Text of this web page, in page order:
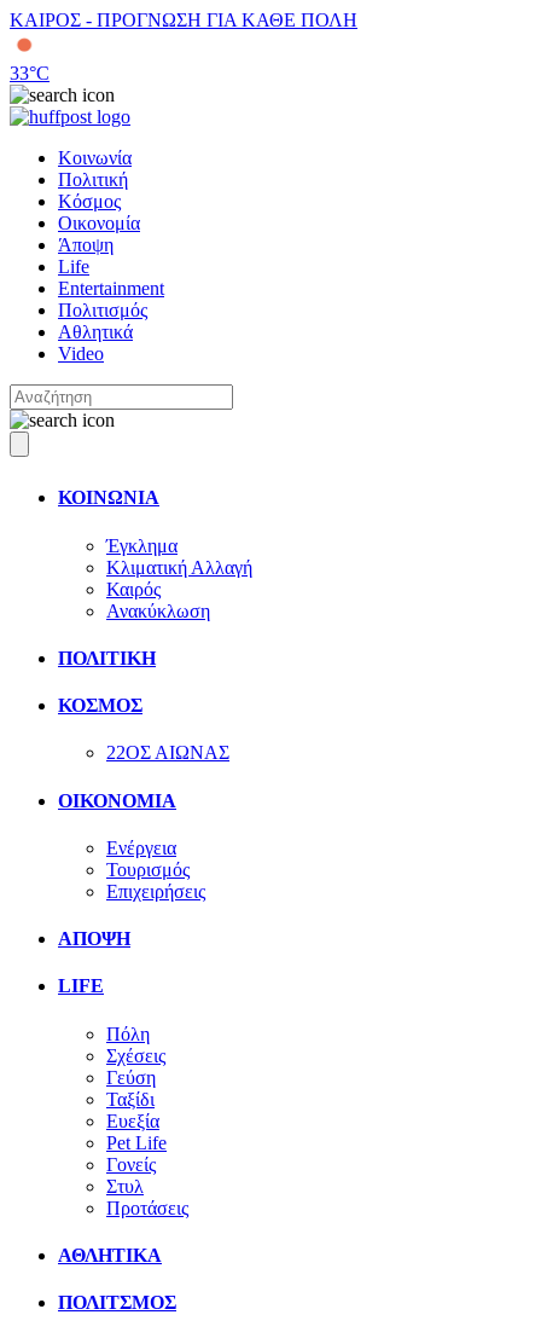
ΚΑΙΡΟΣ - ΠΡΟΓΝΩΣΗ ΓΙΑ ΚΑΘΕ ΠΟΛΗ
33°C
Κοινωνία
Πολιτική
Κόσμος
Οικονομία
Άποψη
Life
Entertainment
Πολιτισμός
Αθλητικά
Video
ΚΟΙΝΩΝΙΑ
Έγκλημα
Κλιματική Αλλαγή
Καιρός
Ανακύκλωση
ΠΟΛΙΤΙΚΗ
ΚΟΣΜΟΣ
22ΟΣ ΑΙΩΝΑΣ
ΟΙΚΟΝΟΜΙΑ
Ενέργεια
Τουρισμός
Επιχειρήσεις
ΑΠΟΨΗ
LIFE
Πόλη
Σχέσεις
Γεύση
Ταξίδι
Ευεξία
Pet Life
Γονείς
Στυλ
Προτάσεις
ΑΘΛΗΤΙΚΑ
ΠΟΛΙΤΣΜΟΣ